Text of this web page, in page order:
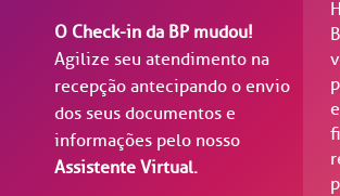
de Exames
Horário de atendimento: 2ª a 6ª feira das 7h às 18h
3505-1000
Saiba mais
Endereço:
Rua Maestro Cardim, 769
Financeiras
de Infarto SUS
de Visita
de Excelência em Ortopedia
O Check-in da BP mudou!
Agilize seu atendimento na
recepção antecipando o envio
dos seus documentos e
informações pelo nosso
Assistente Virtual.